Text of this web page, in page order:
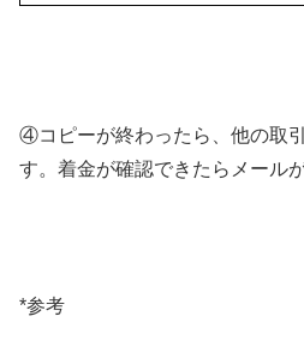
④コピーが終わったら、他の取
す。着金が確認できたらメール
*参考